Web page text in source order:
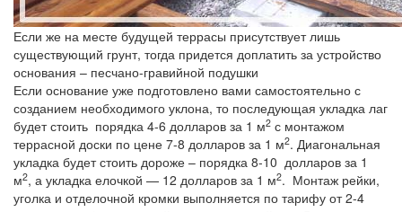
Если же на месте будущей террасы присутствует лишь
существующий грунт, тогда придется доплатить за устройство
основания – песчано-гравийной подушки
Если основание уже подготовлено вами самостоятельно с
созданием необходимого уклона, то последующая укладка лаг
будет стоить порядка 4-6 долларов за 1 м2 с монтажом
террасной доски по цене 7-8 долларов за 1 м2. Диагональная
укладка будет стоить дороже – порядка 8-10 долларов за 1
м2, а укладка елочкой — 12 долларов за 1 м2. Монтаж рейки,
уголка и отделочной кромки выполняется по тарифу от 2-4